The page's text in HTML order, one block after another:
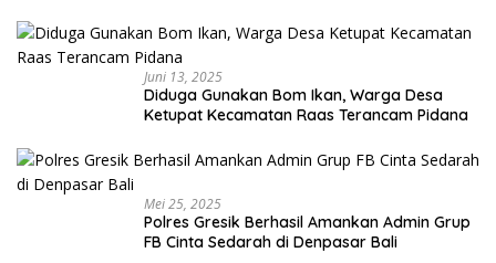
Juni 13, 2025
Diduga Gunakan Bom Ikan, Warga Desa
Ketupat Kecamatan Raas Terancam Pidana
Mei 25, 2025
Polres Gresik Berhasil Amankan Admin Grup
FB Cinta Sedarah di Denpasar Bali